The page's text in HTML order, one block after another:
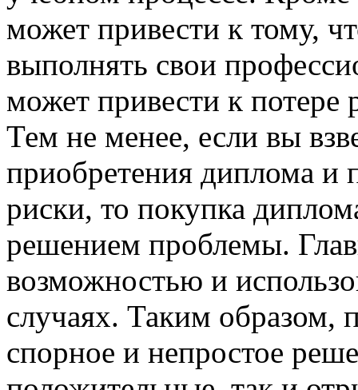
может привести к тому,
выполнять свои
может привести к потере
Тем не менее, если вы
приобретения диплома и
риски, то покупка
решением проблемы.
возможностью и
случаях. Таким образом,
спорное и непростое